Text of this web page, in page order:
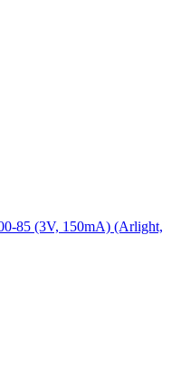
85 (3V, 150mA) (Arlight,